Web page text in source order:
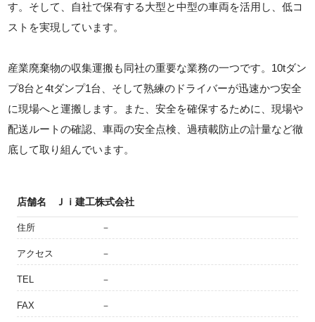
す。そして、自社で保有する大型と中型の車両を活用し、低コ
ストを実現しています。
産業廃棄物の収集運搬も同社の重要な業務の一つです。10tダン
プ8台と4tダンプ1台、そして熟練のドライバーが迅速かつ安全
に現場へと運搬します。また、安全を確保するために、現場や
配送ルートの確認、車両の安全点検、過積載防止の計量など徹
底して取り組んでいます。
店舗名 Ｊｉ建工株式会社
住所 －
アクセス －
TEL －
FAX －